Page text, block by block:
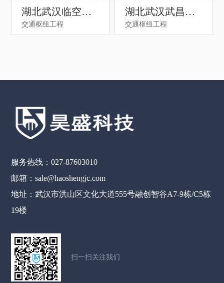
湖北武汉临空港
新城市政道路及
交通枢纽工程
湖北武汉武昌滨
江核心区地下环
交通枢纽工程
服务热线：027-87603010
邮箱：sale@haoshengjc.com
地址：武汉市洪山区文化大道555号融创智谷A7-9栋/C5栋
19楼
扫一扫关注我们